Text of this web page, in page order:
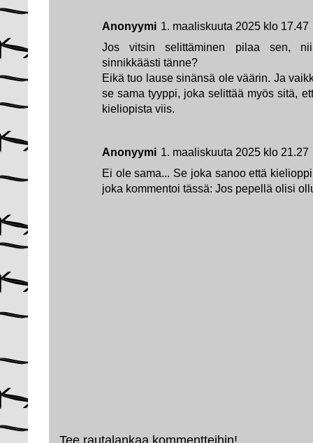
Anonyymi 1. maaliskuuta 2025 klo 17.47
Jos vitsin selittäminen pilaa sen,
sinnikkäästi tänne?
Eikä tuo lause sinänsä ole väärin. Ja
se sama tyyppi, joka selittää myös sitä,
kieliopista viis.
Anonyymi 1. maaliskuuta 2025 klo 21.27
Ei ole sama... Se joka sanoo että
joka kommentoi tässä: Jos pepellä olisi